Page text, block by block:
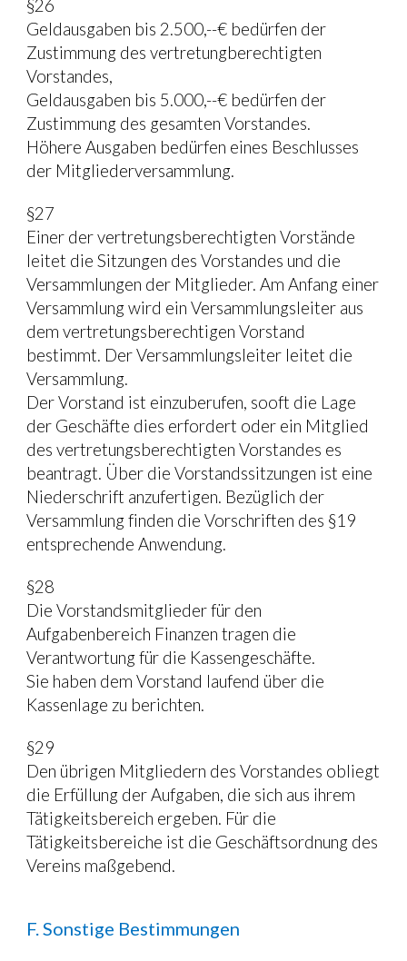
§26
Geldausgaben bis 2.500,--€ bedürfen der
Zustimmung des vertretungberechtigten
Vorstandes,
Geldausgaben bis 5.000,--€ bedürfen der
Zustimmung des gesamten Vorstandes.
Höhere Ausgaben bedürfen eines Beschlusses
der Mitgliederversammlung.
§27
Einer der vertretungsberechtigten Vorstände
leitet die Sitzungen des Vorstandes und die
Versammlungen der Mitglieder. Am Anfang einer
Versammlung wird ein Versammlungsleiter aus
dem vertretungsberechtigen Vorstand
bestimmt. Der Versammlungsleiter leitet die
Versammlung.
Der Vorstand ist einzuberufen, sooft die Lage
der Geschäfte dies erfordert oder ein Mitglied
des vertretungsberechtigten Vorstandes es
beantragt. Über die Vorstandssitzungen ist eine
Niederschrift anzufertigen. Bezüglich der
Versammlung finden die Vorschriften des §19
entsprechende Anwendung.
§28
Die Vorstandsmitglieder für den
Aufgabenbereich Finanzen tragen die
Verantwortung für die Kassengeschäfte.
Sie haben dem Vorstand laufend über die
Kassenlage zu berichten.
§29
Den übrigen Mitgliedern des Vorstandes obliegt
die Erfüllung der Aufgaben, die sich aus ihrem
Tätigkeitsbereich ergeben. Für die
Tätigkeitsbereiche ist die Geschäftsordnung des
Vereins maßgebend.
F. Sonstige Bestimmungen